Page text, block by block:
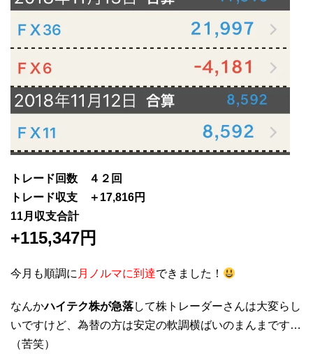
トレード回数 ４２回
トレード収支 ＋17,816円
11月収支合計
+115,347円
今月も順調に 月ノルマに到達できました！
なんかハイテク株が急落して株トレーダーさんは大変らし
いですけど、為替の方は安定の軟調横ばいのまんまです…
（苦笑）